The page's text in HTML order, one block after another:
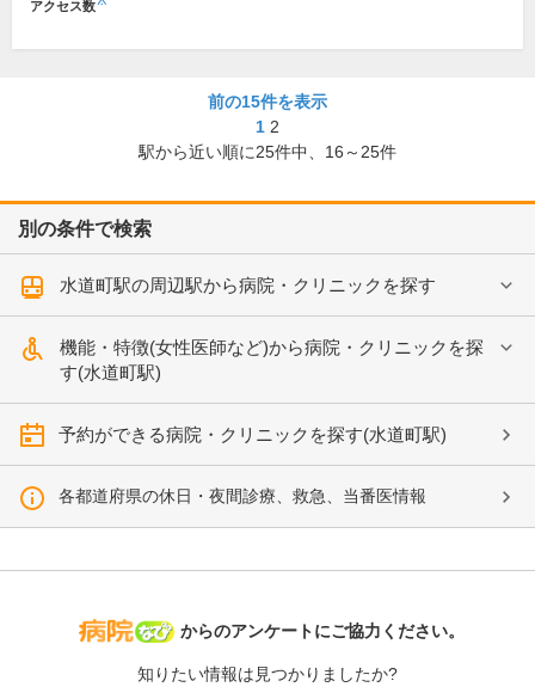
アクセス数
前の15件を表示
1 2
駅から近い順に25件中、 16～25件
別の条件で検索
水道町駅の周辺駅から病院・クリニックを探す
機能・特徴(女性医師など)から病院・クリニックを探
す(水道町駅)
予約ができる病院・クリニックを探す(水道町駅)
各都道府県の休日・夜間診療、救急、当番医情報
病院なび
からのアンケートにご協力ください。
知りたい情報は見つかりましたか?